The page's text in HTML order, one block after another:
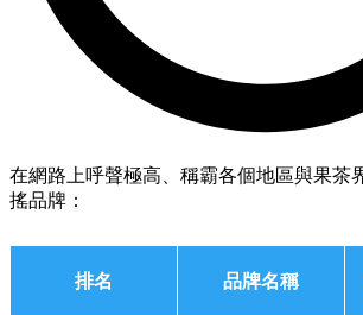
在網路上呼聲極高、稱霸各個地區與果茶
搖品牌：
排名 品牌名稱